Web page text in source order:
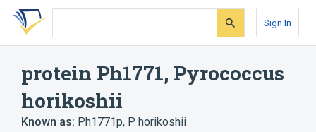
Skip
search
Skip
Skip
account
Sign In
protein Ph1771, Pyrococcus
horikoshii
Known as: Ph1771p, P horikoshii